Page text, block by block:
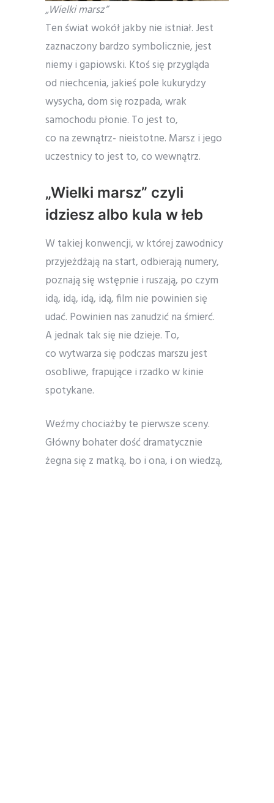
„Wielki marsz”
Ten świat wokół jakby nie istniał. Jest
zaznaczony bardzo symbolicznie, jest
niemy i gapiowski. Ktoś się przygląda
od niechcenia, jakieś pole kukurydzy
wysycha, dom się rozpada, wrak
samochodu płonie. To jest to,
co na zewnątrz- nieistotne. Marsz i jego
uczestnicy to jest to, co wewnątrz.
„Wielki marsz” czyli
idziesz albo kula w łeb
W takiej konwencji, w której zawodnicy
przyjeżdżają na start, odbierają numery,
poznają się wstępnie i ruszają, po czym
idą, idą, idą, idą, film nie powinien się
udać. Powinien nas zanudzić na śmierć.
A jednak tak się nie dzieje. To,
co wytwarza się podczas marszu jest
osobliwe, frapujące i rzadko w kinie
spotykane.
Weźmy chociażby te pierwsze sceny.
Główny bohater dość dramatycznie
żegna się z matką, bo i ona, i on wiedzą,